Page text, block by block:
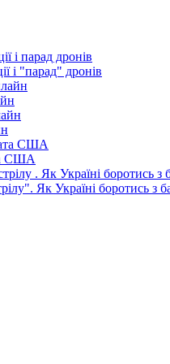
і "парад" дронів
США
Як Україні боротись з